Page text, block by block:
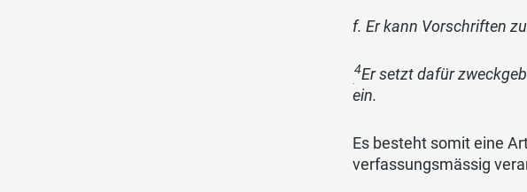
f. Er kann Vorschriften
4Er setzt dafür
ein.
Es besteht somit eine
verfassungsmässig